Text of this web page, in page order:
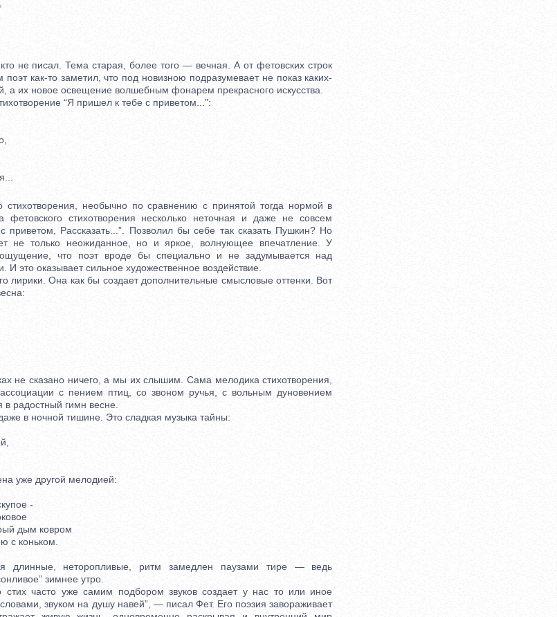
не писал. Тема старая, более того — вечная. А от фетовских строк
как-то заметил, что под новизною подразумевает не показ каких-
а их новое освещение волшебным фонарем прекрасного искусства.
“Я пришел к тебе с приветом...”:
необычно по сравнению с принятой тогда нормой в
фетовского стихотворения несколько неточная и даже не совсем
приветом, Рассказать...”. Позволил бы себе так сказать Пушкин? Но
не только неожиданное, но и яркое, волнующее впечатление. У
ощущение, что поэт вроде бы специально и не задумывается над
это оказывает сильное художественное воздействие.
лирики. Она как бы создает дополнительные смысловые оттенки. Вот
не сказано ничего, а мы их слышим. Сама мелодика стихотворения,
с пением птиц, со звоном ручья, с вольным дуновением
в радостный гимн весне.
в ночной тишине. Это сладкая музыка тайны:
уже другой мелодией:
-
дым ковром
с коньком.
неторопливые, ритм замедлен паузами тире — ведь
зимнее утро.
часто уже самим подбором звуков создает у нас то или иное
звуком на душу навей”, — писал Фет. Его поэзия завораживает